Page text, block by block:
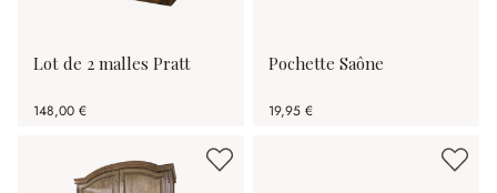
Lot de 2 malles Pratt
148,00 €
Pochette Saône
19,95 €